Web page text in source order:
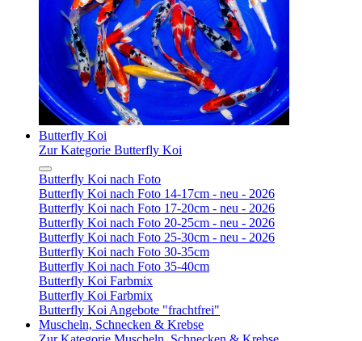
Butterfly Koi
Zur Kategorie Butterfly Koi
Butterfly Koi nach Foto
Butterfly Koi nach Foto 14-17cm - neu - 2026
Butterfly Koi nach Foto 17-20cm - neu - 2026
Butterfly Koi nach Foto 20-25cm - neu - 2026
Butterfly Koi nach Foto 25-30cm - neu - 2026
Butterfly Koi nach Foto 30-35cm
Butterfly Koi nach Foto 35-40cm
Butterfly Koi Farbmix
Butterfly Koi Farbmix
Butterfly Koi Angebote "frachtfrei"
Muscheln, Schnecken & Krebse